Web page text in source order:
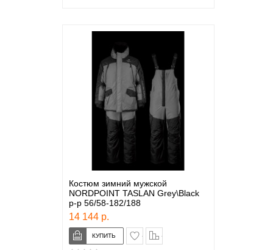
Костюм зимний мужской
NORDPOINT TASLAN Grey\Black
р-р 56/58-182/188
14 144 р.
в закладки